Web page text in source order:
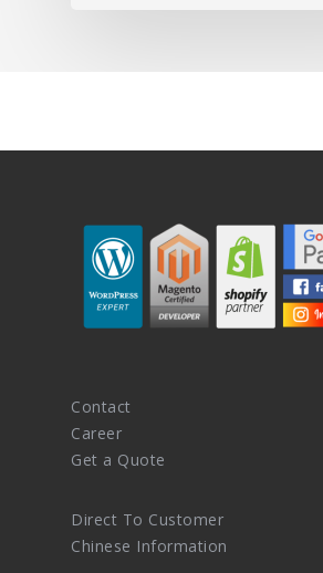
Contact
Career
Get a Quote
Direct To Customer
Chinese Information